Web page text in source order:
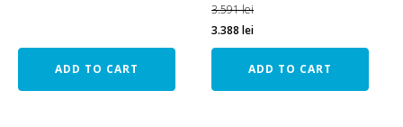
ADD TO CART
3.591lei
3.388lei
ADD TO CART